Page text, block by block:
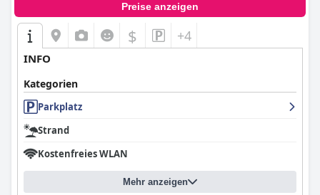
Preise anzeigen
$ +4
INFO
Kategorien
Parkplatz
Strand
Kostenfreies WLAN
Mehr anzeigen